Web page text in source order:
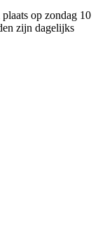
op zondag 10
zijn dagelijks